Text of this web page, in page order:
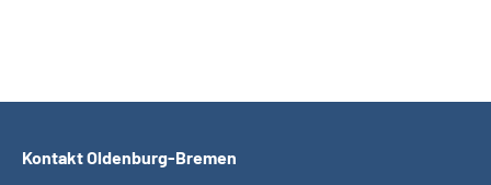
Kontakt Oldenburg-Bremen